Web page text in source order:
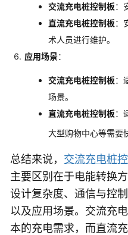
交流充电桩控制板：
直流充电桩控制板：
术人员进行维护。
应用场景：
交流充电桩控制板：
场景。
直流充电桩控制板：
大型购物中心等需要
总结来说， 交流充电桩
主要区别在于电能转换
设计复杂度、通信与控
以及应用场景。交流充
本的充电需求，而直流